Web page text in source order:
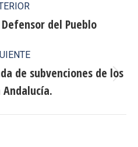
Publicacióndel Pueblo
Publicación
siguiente:
de subvenciones de los
Andalucía.